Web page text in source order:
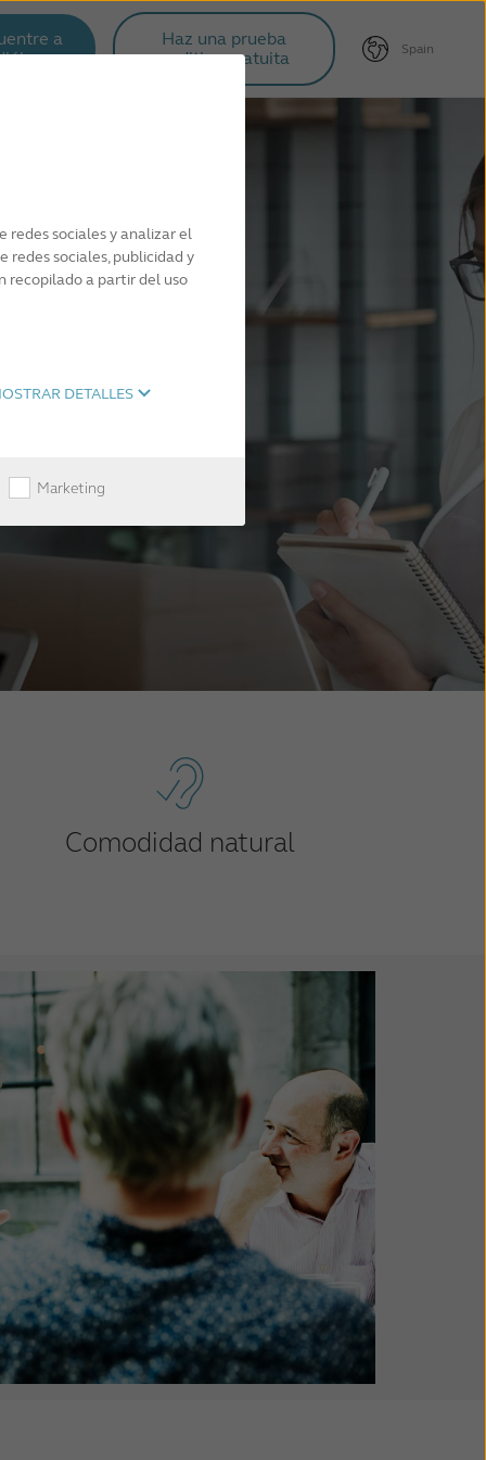
redes sociales y analizar el
redes sociales, publicidad y
recopilado a partir del uso
DETALLES
Marketing
a
Haz una prueba
auditiva gratuita
Spain
Comodidad natural